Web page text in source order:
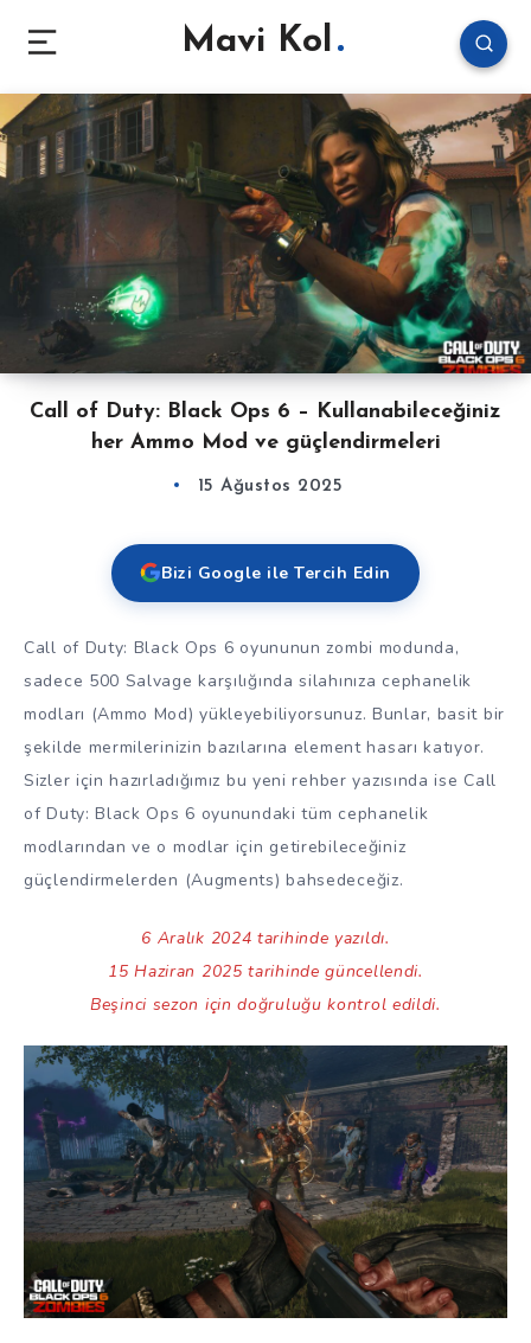
Mavi Kol
Call of Duty: Black Ops 6 – Kullanabileceğiniz
her Ammo Mod ve güçlendirmeleri
15 Ağustos 2025
Bizi Google ile Tercih Edin
Call of Duty: Black Ops 6 oyununun zombi modunda,
sadece 500 Salvage karşılığında silahınıza cephanelik
modları (Ammo Mod) yükleyebiliyorsunuz. Bunlar, basit bir
şekilde mermilerinizin bazılarına element hasarı katıyor.
Sizler için hazırladığımız bu yeni rehber yazısında ise Call
of Duty: Black Ops 6 oyunundaki tüm cephanelik
modlarından ve o modlar için getirebileceğiniz
güçlendirmelerden (Augments) bahsedeceğiz.
6 Aralık 2024 tarihinde yazıldı.
15 Haziran 2025 tarihinde güncellendi.
Beşinci sezon için doğruluğu kontrol edildi.